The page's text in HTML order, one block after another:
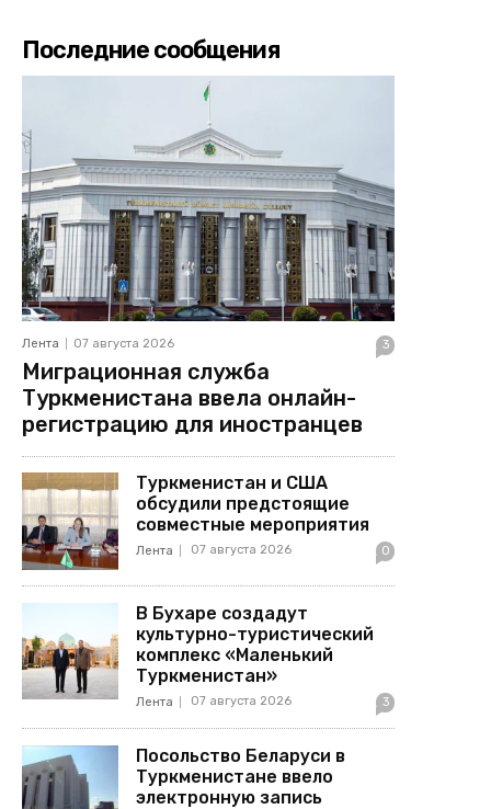
Последние сообщения
Лента 07 августа 2026 3
Миграционная служба
Туркменистана ввела онлайн-
регистрацию для иностранцев
Туркменистан и США
обсудили предстоящие
совместные мероприятия
Лента 07 августа 2026 0
В Бухаре создадут
культурно-туристический
комплекс «Маленький
Туркменистан»
Лента 07 августа 2026 3
Посольство Беларуси в
Туркменистане ввело
электронную запись